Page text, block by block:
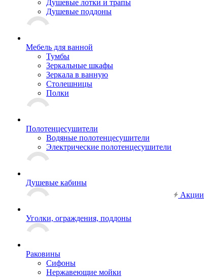
Душевые лотки и трапы
Душевые поддоны
Мебель для ванной
Тумбы
Зеркальные шкафы
Зеркала в ванную
Столешницы
Полки
Полотенцесушители
Водяные полотенцесушители
Электрические полотенцесушители
Душевые кабины
Уголки, ограждения, поддоны
Раковины
Сифоны
Нержавеющие мойки
Акции